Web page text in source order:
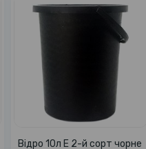
Відро 10л R кольорове з